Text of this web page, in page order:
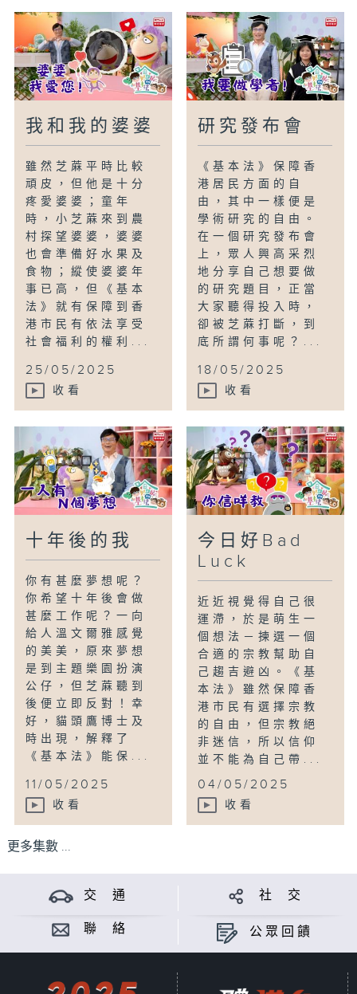
我和我的婆婆
雖然芝蔴平時比較
頑皮，但他是十分
疼愛婆婆；童年
時，小芝蔴來到農
村探望婆婆，婆婆
也會準備好水果及
食物；縱使婆婆年
事已高，但《基本
法》就有保障到香
港市民有依法享受
社會福利的權利...
25/05/2025
收看
研究發布會
《基本法》保障香
港居民方面的自
由，其中一樣便是
學術研究的自由。
在一個研究發布會
上，眾人興高采烈
地分享自己想要做
的研究題目，正當
大家聽得投入時，
卻被芝蔴打斷，到
底所謂何事呢？...
18/05/2025
收看
十年後的我
你有甚麼夢想呢？
你希望十年後會做
甚麼工作呢？一向
給人溫文爾雅感覺
的美美，原來夢想
是到主題樂園扮演
公仔，但芝蔴聽到
後便立即反對！幸
好，貓頭鷹博士及
時出現，解釋了
《基本法》能保...
11/05/2025
收看
今日好Bad
Luck
近近視覺得自己很
運滯，於是萌生一
個想法－揀選一個
合適的宗教幫助自
己趨吉避凶。《基
本法》雖然保障香
港市民有選擇宗教
的自由，但宗教絕
非迷信，所以信仰
並不能為自己帶...
04/05/2025
收看
更多集數 ...
交 通 社 交
聯 絡 公眾回饋